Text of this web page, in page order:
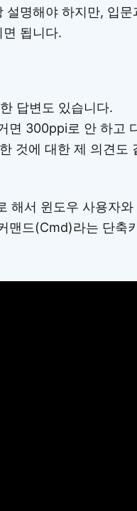
명해야 하지만, 입
됩니다.
답변도 있습니다.
면 300ppi로 안 하고
것에 대한 제 의견도
해서 윈도우 사용자
맨드(Cmd)라는 단축